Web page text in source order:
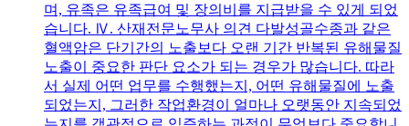
며, 유족은 유족급여 및 장의비를 지급받을 수 있게 되었
습니다. Ⅳ. 산재전문노무사 의견 다발성골수종과 같은
혈액암은 단기간의 노출보다 오랜 기간 반복된 유해물질
노출이 중요한 판단 요소가 되는 경우가 많습니다. 따라
서 실제 어떤 업무를 수행했는지, 어떤 유해물질에 노출
되었는지, 그러한 작업환경이 얼마나 오랫동안 지속되었